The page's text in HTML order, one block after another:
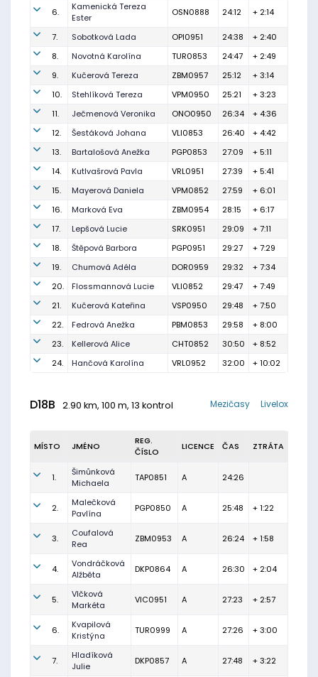
6.
Kamenická Tereza
Ester
OSN0888 24:12 + 2:14
7. Sobotková Lada OPI0951 24:38
+ 2:40
8.
Novotná Karolína TUR0853 24:47
+ 2:49
9.
Kučerová Tereza ZBM0957 25:12
+ 3:14
10.
Stehlíková Tereza VPM0950 25:21
+ 3:23
11.
Ječmenová Veronika ONO0950 26:34
+ 4:36
12.
Šestáková Johana VLI0853 26:40
+ 4:42
13.
Bartalošová Anežka PGP0853 27:09
+ 5:11
14.
Kutlvašrová Pavla VRL0951 27:39
+ 5:41
15.
Mayerová Daniela VPM0852 27:59
+ 6:01
16.
Marková Eva ZBM0954 28:15
+ 6:17
17.
Lepšová Lucie SRK0951 29:09
+ 7:11
18.
Štěpová Barbora PGP0951 29:27
+ 7:29
19.
Chumová Adéla DOR0959 29:32
+ 7:34
20.
Flossmannová Lucie VLI0852 29:47
+ 7:49
21.
Kučerová Kateřina VSP0950 29:48
+ 7:50
22.
Fedrová Anežka PBM0853 29:58
+ 8:00
23.
Kellerová Alice CHT0852 30:50
+ 8:52
24.
Hančová Karolína VRL0952 32:00 + 10:02
D18B 2.90 km, 100 m, 13 kontrol Livelox
Mezičasy
MÍSTO JMÉNO
REG.
ČÍSLO
LICENCE ČAS ZTRÁTA
1.
Šimůnková
Michaela
TAP0851 A 24:26
2.
Malečková
Pavlína
PGP0850 A 25:48 + 1:22
3.
Coufalová
Rea
ZBM0953 A 26:24 + 1:58
4.
Vondráčková
Alžběta
DKP0864 A 26:30 + 2:04
5.
Vlčková
Markéta
VIC0951 A 27:23 + 2:57
6.
Kvapilová
Kristýna
TUR0999 A 27:26 + 3:00
7.
Hladíková
Julie
DKP0857 A 27:48 + 3:22